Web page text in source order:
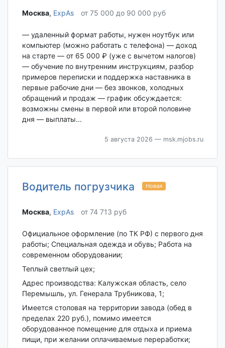
Москва‎, ExpAs от 75 000 до 90 000 руб
— удаленный формат работы, нужен ноутбук или
компьютер (можно работать с телефона) — доход
на старте — от 65 000 ₽ (уже с вычетом налогов)
— обучение по внутренним инструкциям, разбор
примеров переписки и поддержка наставника в
первые рабочие дни — без звонков, холодных
обращений и продаж — график обсуждается:
возможны смены в первой или второй половине
дня — выплаты...
5 августа 2026 — msk.mjobs.ru
Водитель погрузчика Новая
Москва‎, ExpAs от 74 713 руб
Официальное оформление (по ТК РФ) с первого дня
работы; Специальная одежда и обувь; Работа на
современном оборудовании;
Теплый светлый цех;
Адрес производства: Калужская область, село
Перемышль, ул. Генерала Трубникова, 1;
Имеется столовая на территории завода (обед в
пределах 220 руб.), помимо имеется
оборудованное помещение для отдыха и приема
пищи, при желании оплачиваемые переработки;